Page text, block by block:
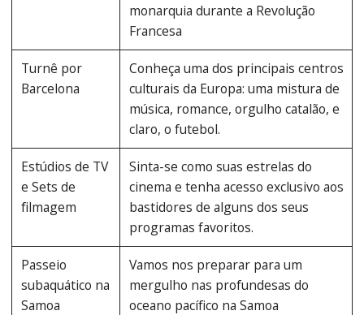
monarquia durante a Revolução
Francesa
Turnê por
Barcelona
Conheça uma dos principais centros
culturais da Europa: uma mistura de
música, romance, orgulho catalão, e
claro, o futebol.
Estúdios de TV
e Sets de
filmagem
Sinta-se como suas estrelas do
cinema e tenha acesso exclusivo aos
bastidores de alguns dos seus
programas favoritos.
Passeio
subaquático na
Samoa
Vamos nos preparar para um
mergulho nas profundesas do
oceano pacífico na Samoa